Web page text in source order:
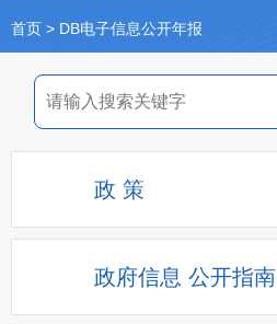
首页 > DB电子信息公开年报
政 策
政府信息 公开指南